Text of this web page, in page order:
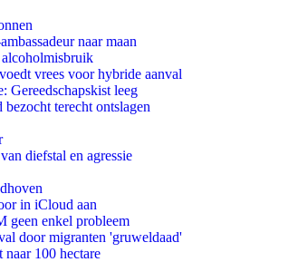
naar maan
vrees voor hybride aanval
Gereedschapskist leeg
terecht ontslagen
diefstal en agressie
in iCloud aan
geen enkel probleem
door migranten 'gruweldaad'
100 hectare